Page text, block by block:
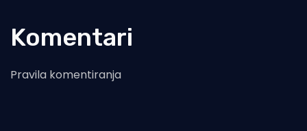
Komentari
Pravila komentiranja